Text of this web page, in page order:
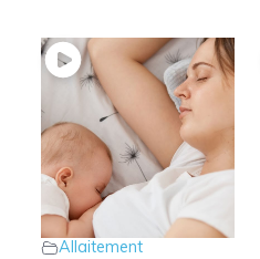
5 – Allaitement:
Bébé à assez mangé
?
Allaitement